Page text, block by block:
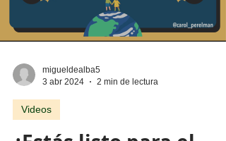
Load video
migueldealba5
3 abr 2024